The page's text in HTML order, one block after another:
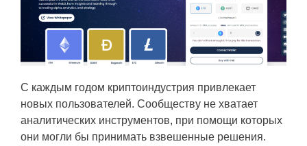
С каждым годом криптоиндустрия привлекает
новых пользователей. Сообществу не хватает
аналитических инструментов, при помощи которых
они могли бы принимать взвешенные решения.